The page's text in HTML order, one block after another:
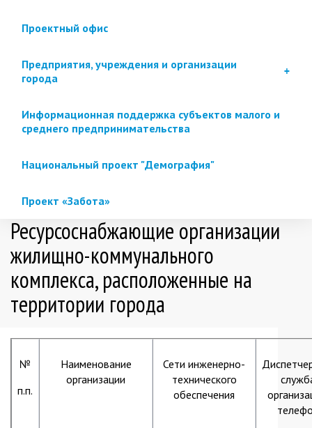
Проектный офис
Предприятия, учреждения и организации
города
Информационная поддержка субъектов малого и
среднего предпринимательства
Национальный проект "Демография"
Проект «Забота»
Ресурсоснабжающие организации
жилищно-коммунального
комплекса, расположенные на
территории города
№
п.п.
Наименование
организации
Сети инженерно-
технического
обеспечения